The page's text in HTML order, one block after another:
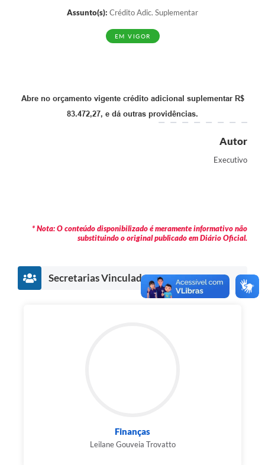
Assunto(s): Crédito Adic. Suplementar
EM VIGOR
Abre no orçamento vigente crédito adicional suplementar R$
83.472,27, e dá outras providências.
Autor
Executivo
* Nota: O conteúdo disponibilizado é meramente informativo não
substituindo o original publicado em Diário Oficial.
Secretarias Vinculadas
Finanças
Leilane Gouveia Trovatto